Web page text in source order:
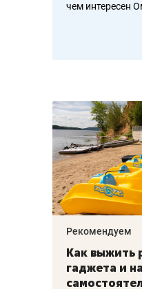
чем интересен
–
Рекомендуем
Как выжить
гаджета и